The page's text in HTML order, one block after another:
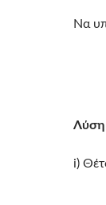
Να
Λύση
i)